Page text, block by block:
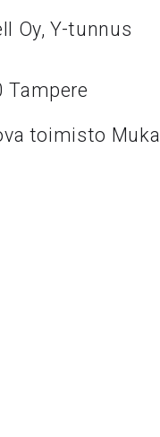
Oy, Y-tunnus
Tampere
toimisto Muka